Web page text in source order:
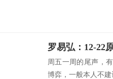
罗易弘：12-22
周五一周的尾声，
博弈，一般本人不